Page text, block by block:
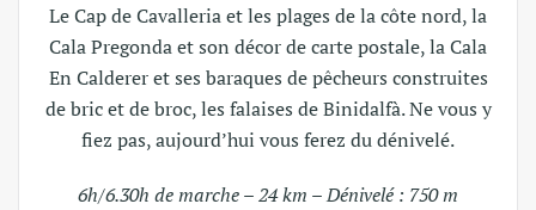
Le Cap de Cavalleria et les plages de la côte nord, la
Cala Pregonda et son décor de carte postale, la Cala
En Calderer et ses baraques de pêcheurs construites
de bric et de broc, les falaises de Binidalfà. Ne vous y
fiez pas, aujourd’hui vous ferez du dénivelé.
6h/6.30h de marche – 24 km – Dénivelé : 750 m